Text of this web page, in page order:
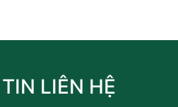
LIÊN HỆ